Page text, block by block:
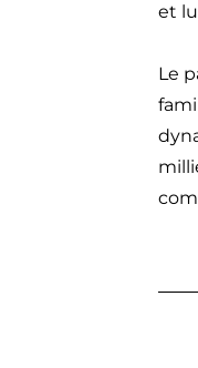
et
Le